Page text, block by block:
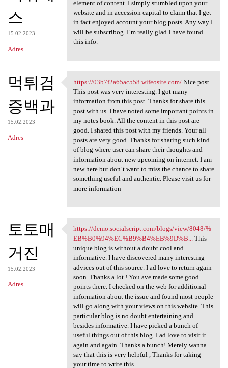
스
15.02.2023
Adres
element of content. I simply stumbled upon your
website and in accession capital to claim that I get
in fact enjoyed account your blog posts. Any way I
will be subscribog. I’m really glad I have found
this info.
먹튀검
증백과
15.02.2023
Adres
https://03b7f2a65ac558
https://03b7f2a65ac558.wifeosite.com/Nice post.
This post was very interesting. I got many
information from this post. Thanks for share this
post with us. I have noted some important points in
my notes book. All the content in this post are
good. I shared this post with my friends. Your all
posts are very good. Thanks for sharing such kind
of blog where user can share their thoughts and
information about new upcoming on internet. I am
new here but don’t want to miss the chance to share
something useful and authentic. Please visit us for
more information
토토매
거진
15.02.2023
Adres
https://demo.socialscript.com
https://demo.socialscript.com/blogs/view/8048/%
EB%B0%94%EC%B9%B4%EB%9D%B...
This
unique blog is without a doubt cool and
informative. I have discovered many interesting
advices out of this source. I ad love to return again
soon. Thanks a lot ! You ave made some good
points there. I checked on the web for additional
information about the issue and found most people
will go along with your views on this website. This
particular blog is no doubt entertaining and
besides informative. I have picked a bunch of
useful things out of this blog. I ad love to visit it
again and again. Thanks a bunch! Merely wanna
say that this is very helpful , Thanks for taking
your time to write this.